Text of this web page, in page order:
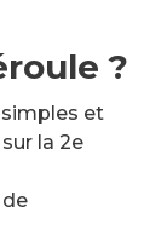
?
simples et
la 2e